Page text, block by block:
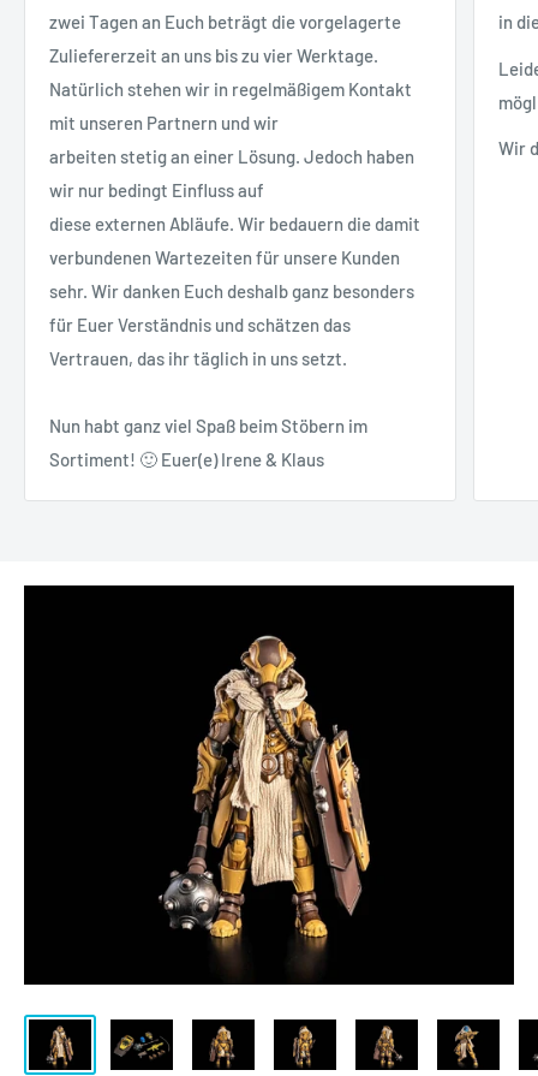
zwei Tagen an Euch beträgt die vorgelagerte
Zuliefererzeit an uns bis zu vier Werktage.
Natürlich stehen wir in regelmäßigem Kontakt
mit unseren Partnern und wir
arbeiten stetig an einer Lösung. Jedoch haben
wir nur bedingt Einfluss auf
diese externen Abläufe. Wir bedauern die damit
verbundenen Wartezeiten für unsere Kunden
sehr. Wir danken Euch deshalb ganz besonders
für Euer Verständnis und schätzen das
Vertrauen, das ihr täglich in uns setzt.
Nun habt ganz viel Spaß beim Stöbern im
Sortiment! 🙂 Euer(e) Irene & Klaus
in
Wir